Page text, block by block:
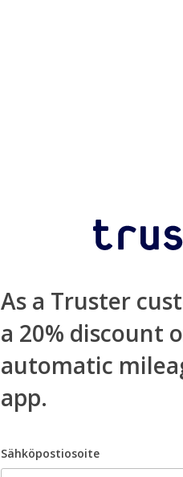
As a Truster
a 20% discount
automatic
app.
Sähköpostiosoite